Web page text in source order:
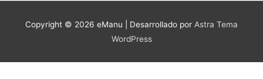
Copyright © 2026 eManu | Desarrollado por Astra Tema
WordPress